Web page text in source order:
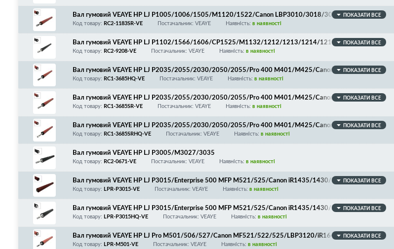
Вал гумовий VEAYE HP LJ P1005/1006/1505/M1120/1522/Canon LBP3010/3018/3050/3100/3108/3
150/MF4410/4430/4450/4550/4570/4580/LPR-P1505SR/RC2-1183, SPONGE ROLLER!
ПОКАЗАТИ ВСЕ
Код товару: RC2-1183SR-VE Постачальник: VEAYE Наявність: в наявності
Вал гумовий VEAYE HP LJ P1102/1566/1606/CP1525/M1132/1212/1213/1214/1217/1218/1536/HP
LJ Pro M125/126/127/128/Canon MF211/212/215/216/217/222/224/226/227/229/231/232/237/2
коробки
ПОКАЗАТИ ВСЕ
Код товару: RC2-9208-VE Постачальник: VEAYE Наявність: в наявності
Вал гумовий VEAYE HP LJ P2035/2055/2030/2050/2055/Pro 400 M401/M425/Canon MF418/419/41
6/411/MF5840/5930/5940/5950/5960/5980/LBP-251/252/253/6300/6310/6650/6653/6654/667
ПОКАЗАТИ ВСЕ
Код товару: RC1-3685HQ-VE Постачальник: VEAYE Наявність: в наявності
Вал гумовий VEAYE HP LJ P2035/2055/2030/2050/2055/Pro 400 M401/M425/Canon MF418/419/41
6/411/MF5840/5930/5940/5950/5960/5980/LBP-251/252/253/6300/6310/6650/6653/6654/667
ПОКАЗАТИ ВСЕ
Код товару: RC1-3685SR-VE Постачальник: VEAYE Наявність: в наявності
Вал гумовий VEAYE HP LJ P2035/2055/2030/2050/2055/Pro 400 M401/M425/Canon MF418/419/41
6/411/MF5840/5930/5940/5950/5960/5980/LBP-251/252/253/6300/6310/6650/6653/6654/667
ПОКАЗАТИ ВСЕ
Код товару: RC1-3685SRHQ-VE Постачальник: VEAYE Наявність: в наявності
Вал гумовий VEAYE HP LJ P3005/M3027/3035
Код товару: RC2-0671-VE Постачальник: VEAYE Наявність: в наявності
Вал гумовий VEAYE HP LJ P3015/Enterprise 500 MFP M521/525/Canon iR1435/1430/LBP6750/6780, R
C2-7837
ПОКАЗАТИ ВСЕ
Код товару: LPR-P3015-VE Постачальник: VEAYE Наявність: в наявності
Вал гумовий VEAYE HP LJ P3015/Enterprise 500 MFP M521/525/Canon iR1435/1430/LBP6750/6780, R
C2-7837, Покращена якість!
ПОКАЗАТИ ВСЕ
Код товару: LPR-P3015HQ-VE Постачальник: VEAYE Наявність: в наявності
Вал гумовий VEAYE HP LJ Pro M501/506/527/Canon MF521/522/525/LBP3120/iR1643 для RM2-569
2/RM2-2586
ПОКАЗАТИ ВСЕ
Код товару: LPR-M501-VE Постачальник: VEAYE Наявність: в наявності